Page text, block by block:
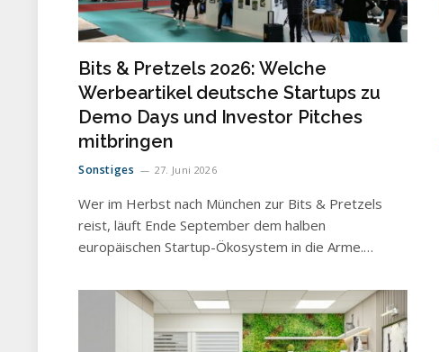
Bits & Pretzels 2026: Welche
Werbeartikel deutsche Startups zu
Demo Days und Investor Pitches
mitbringen
Sonstiges 27. Juni 2026
Wer im Herbst nach München zur Bits & Pretzels
reist, läuft Ende September dem halben
europäischen Startup-Ökosystem in die Arme.…